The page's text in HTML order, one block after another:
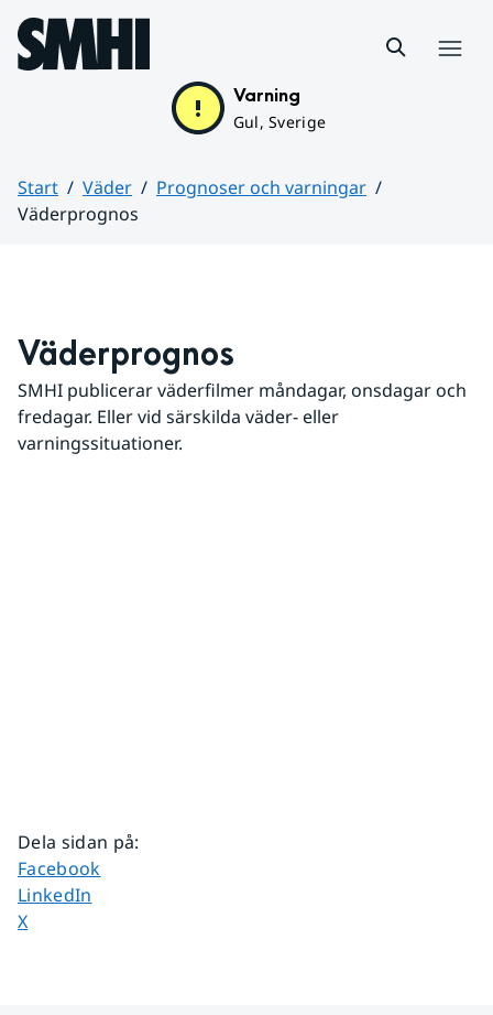
Hoppa till sidans innehåll
Varning
Gul, Sverige
Start Väder
Prognoser och varningar
Väderprognos
Väderprognos
SMHI publicerar väderfilmer måndagar, onsdagar och
fredagar. Eller vid särskilda väder- eller
varningssituationer.
Dela sidan på:
Dela sidan på
Facebook
Dela sidan på
LinkedIn
Dela sidan på
X